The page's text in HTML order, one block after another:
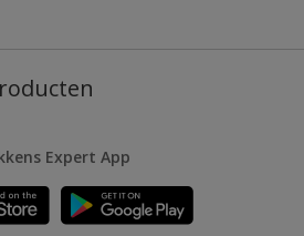
Expert App